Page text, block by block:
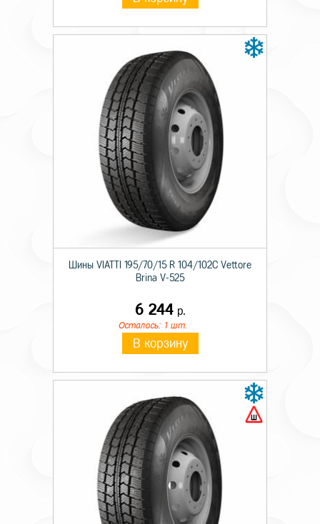
Шины VIATTI 195/70/15 R 104/102C Vettore
Brina V-525
6 244р.
Осталось: 1 шт.
В корзину